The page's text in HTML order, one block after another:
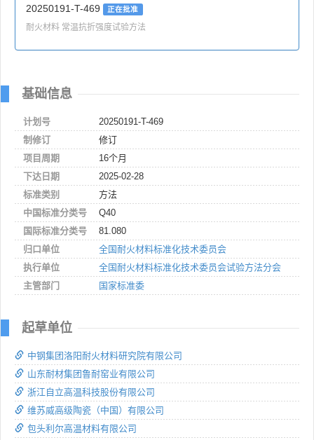
20250191-T-469 正在批准
耐火材料 常温抗折强度试验方法
基础信息
计划号
20250191-T-469
制修订
修订
项目周期
16个月
下达日期
2025-02-28
标准类别
方法
中国标准分类号
Q40
国际标准分类号
81.080
归口单位
全国耐火材料标准化技术委员会
执行单位
全国耐火材料标准化技术委员会试验方法分会
主管部门
国家标准委
起草单位
中钢集团洛阳耐火材料研究院有限公司
山东耐材集团鲁耐窑业有限公司
浙江自立高温科技股份有限公司
维苏威高级陶瓷（中国）有限公司
包头利尔高温材料有限公司